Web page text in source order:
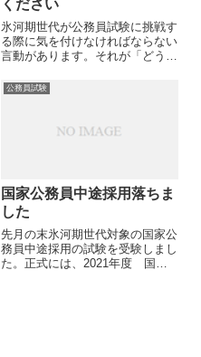
ください
氷河期世代が公務員試験に挑戦す
る際に気を付けなければならない
言動があります。それが「どうせ
なぜこれがいけないのか？という
と応援してくれる人に対してまず
していいようには映らないから
公務員試験
国家公務員中途採用落ちま
した
先月の末氷河期世代対象の国家公
務員中途採用の試験を受験しまし
た。正式には、2021年度 国家